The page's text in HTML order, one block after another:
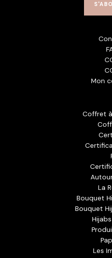
Mon
Coffret
La
Bouquet
Bouquet
Les